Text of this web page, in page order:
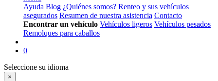
Ayuda Blog ¿Quiénes somos? Renteo y sus vehículos
asegurados Resumen de nuestra asistencia Contacto
Encontrar un vehículo Vehículos ligeros Vehículos pesados
Remolques para caballos
0
Seleccione su idioma
×